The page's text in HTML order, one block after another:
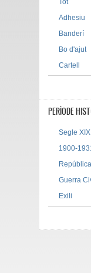
Tot
Adhesiu
Banderí
Bo d'ajut
Cartell
PERÍODE
Segle XIX
1900-
Guerra
Exili